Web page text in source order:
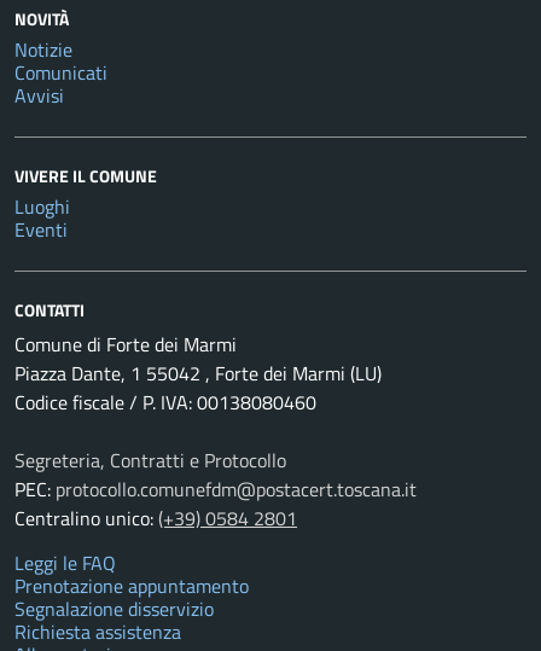
NOVITÀ
Notizie
Comunicati
Avvisi
VIVERE IL COMUNE
Luoghi
Eventi
CONTATTI
Comune di Forte dei Marmi
Piazza Dante, 1 55042 , Forte dei Marmi (LU)
Codice fiscale / P. IVA: 00138080460
Segreteria, Contratti e Protocollo
PEC: protocollo.comunefdm@postacert.toscana.it
Centralino unico:(+39) 0584 2801
Leggi le FAQ
Prenotazione appuntamento
Segnalazione disservizio
Richiesta assistenza